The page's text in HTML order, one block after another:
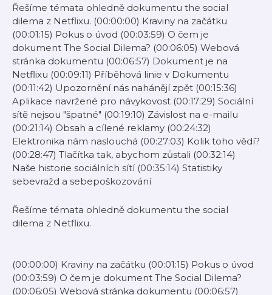
Řešíme témata ohledně dokumentu the social
dilema z Netflixu. (00:00:00) Kraviny na začátku
(00:01:15) Pokus o úvod (00:03:59) O čem je
dokument The Social Dilema? (00:06:05) Webová
stránka dokumentu (00:06:57) Dokument je na
Netflixu (00:09:11) Příběhová linie v Dokumentu
(00:11:42) Upozornění nás nahánějí zpět (00:15:36)
Aplikace navržené pro návykovost (00:17:29) Sociální
sítě nejsou "špatné" (00:19:10) Závislost na e-mailu
(00:21:14) Obsah a cílené reklamy (00:24:32)
Elektronika nám naslouchá (00:27:03) Kolik toho vědí?
(00:28:47) Tlačítka tak, abychom zůstali (00:32:14)
Naše historie sociálních sítí (00:35:14) Statistiky
sebevražd a sebepoškozování
Řešíme témata ohledně dokumentu the social
dilema z Netflixu.
(00:00:00) Kraviny na začátku (00:01:15) Pokus o úvod
(00:03:59) O čem je dokument The Social Dilema?
(00:06:05) Webová stránka dokumentu (00:06:57)